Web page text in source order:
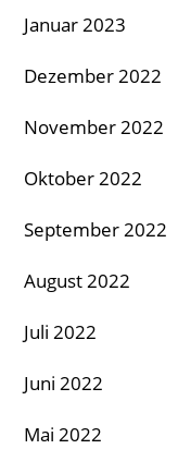
Januar 2023
Dezember 2022
November 2022
Oktober 2022
September 2022
August 2022
Juli 2022
Juni 2022
Mai 2022